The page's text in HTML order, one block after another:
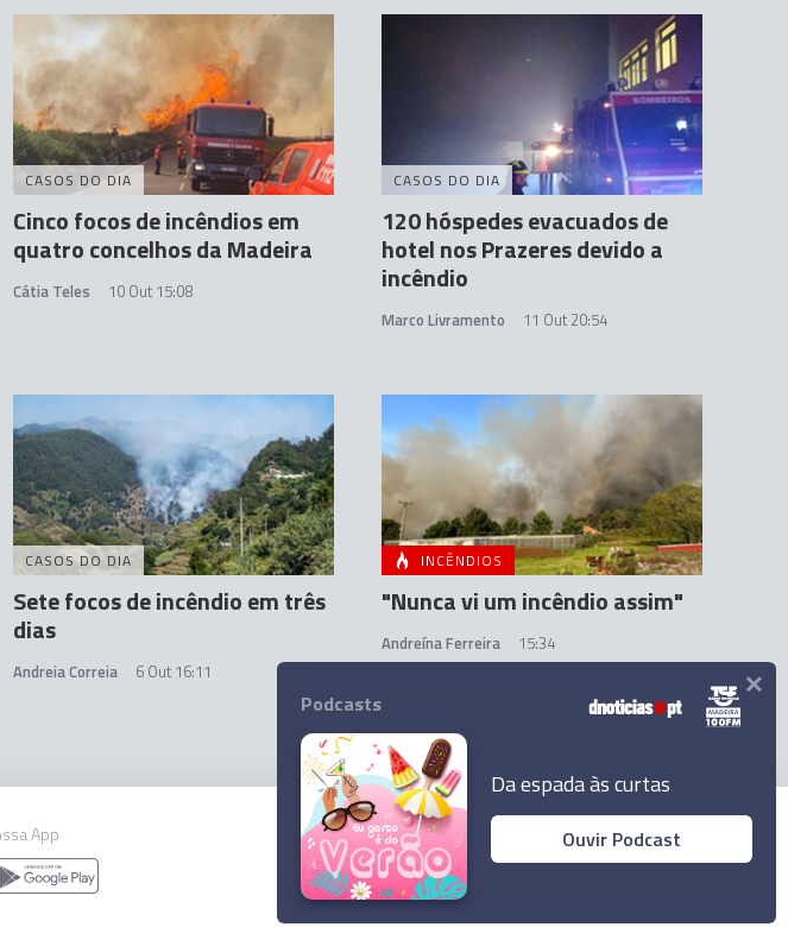
CASOS DO DIA
Cinco focos de incêndios em
quatro concelhos da Madeira
Cátia Teles 10 Out 15:08
CASOS DO DIA
120 hóspedes evacuados de
hotel nos Prazeres devido a
incêndio
Marco Livramento 11 Out 20:54
CASOS DO DIA
Sete focos de incêndio em três
dias
Andreia Correia 6 Out 16:11
INCÊNDIOS
"Nunca vi um incêndio assim"
Andreína Ferreira 15:34
App
© 2023 Empresa Diário de Notícias, Lda.
Podcasts
Da espada às curtas
Ouvir Podcast
×